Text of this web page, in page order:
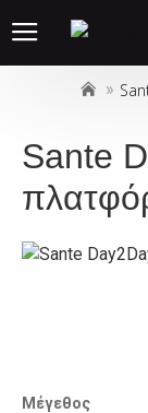
Αυτός
ο
ιστότοπος
ένα
σύστημα
προσβασιμότητας.
Sante
Μέγεθος